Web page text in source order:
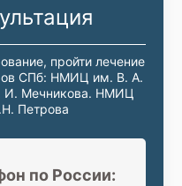
пройти лечение
СПб: НМИЦ им. В. А.
И. Мечникова. НМИЦ
Петрова
по России: